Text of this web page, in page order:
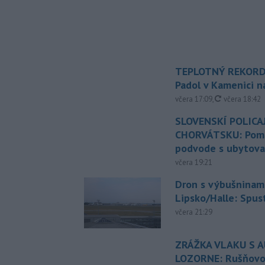
TEPLOTNÝ
Padol v Kamenici
včera 17:09, aktualizované
včera 18:42
SLOVENSKÍ
CHORVÁTSKU:
podvode s
včera 19:21
Dron s
Lipsko/Halle:
včera 21:29
ZRÁŽKA VLAKU S
LOZORNE: